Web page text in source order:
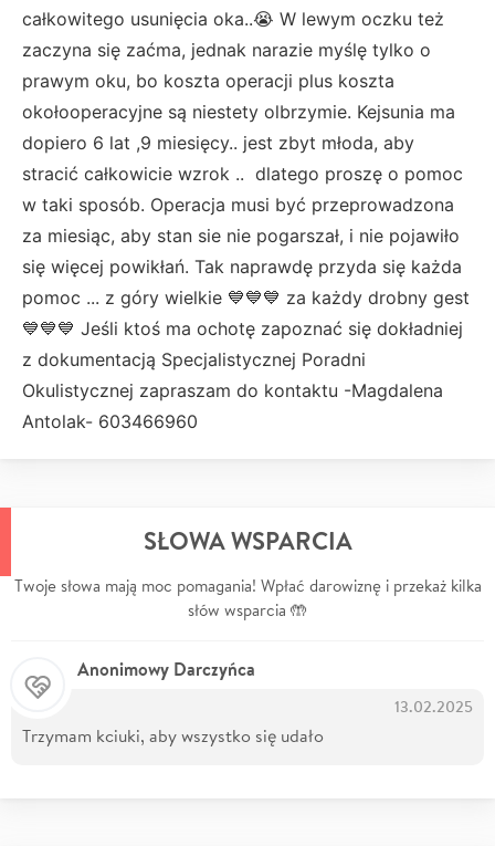
całkowitego usunięcia oka..😭 W lewym oczku też
zaczyna się zaćma, jednak narazie myślę tylko o
prawym oku, bo koszta operacji plus koszta
okołooperacyjne są niestety olbrzymie. Kejsunia ma
dopiero 6 lat ,9 miesięcy.. jest zbyt młoda, aby
stracić całkowicie wzrok .. dlatego proszę o pomoc
w taki sposób. Operacja musi być przeprowadzona
za miesiąc, aby stan sie nie pogarszał, i nie pojawiło
się więcej powikłań. Tak naprawdę przyda się każda
pomoc ... z góry wielkie 💙💙💙 za każdy drobny gest
💙💙💙 Jeśli ktoś ma ochotę zapoznać się dokładniej
z dokumentacją Specjalistycznej Poradni
Okulistycznej zapraszam do kontaktu -Magdalena
Antolak- 603466960
SŁOWA WSPARCIA
Twoje słowa mają moc pomagania! Wpłać darowiznę i przekaż kilka
słów wsparcia 🤲
Anonimowy Darczyńca
13.02.2025
Trzymam kciuki, aby wszystko się udało